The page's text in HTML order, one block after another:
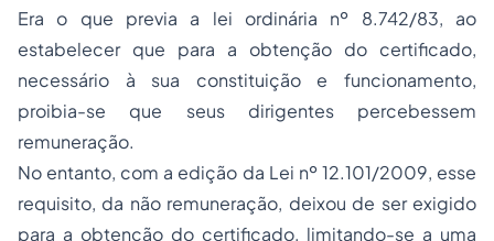
Era o que previa a lei ordinária nº 8.742/83, ao
estabelecer que para a obtenção do certificado,
necessário à sua constituição e funcionamento,
proibia-se que seus dirigentes percebessem
remuneração.
No entanto, com a edição da Lei nº 12.101/2009, esse
requisito, da não remuneração, deixou de ser exigido
para a obtenção do certificado, limitando-se a uma